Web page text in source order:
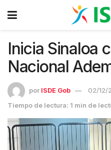
Inicia Sinaloa
Nacional
por ISDE Gob
02/12/
Tiempo de lectura: 1 min de